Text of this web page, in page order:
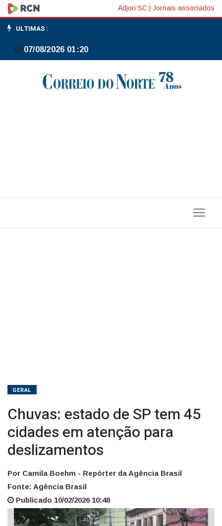
Chuvas:
estado
de
para
Adjori SC Jornais associados
ULTIMAS :
07/08/2026 01:20
GERAL
Chuvas: estado de SP tem 45
cidades em atenção para
deslizamentos
Por Camila Boehm - Repórter da Agência Brasil
Fonte: Agência Brasil
Publicado 10/02/2026 10:48